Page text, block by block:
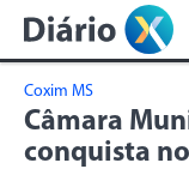
Coxim MS
Câmara
conquista